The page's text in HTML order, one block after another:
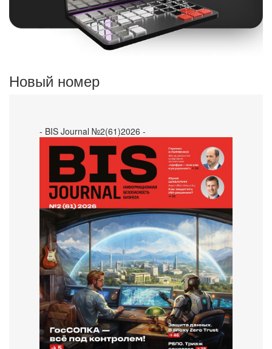
Новый номер
- BIS Journal №2(61)2026 -